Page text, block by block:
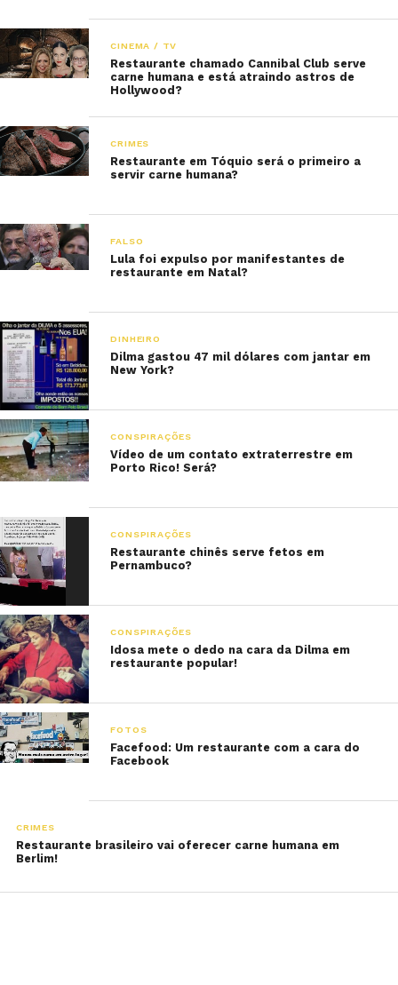
CINEMA / TV
Restaurante chamado Cannibal Club serve
carne humana e está atraindo astros de
Hollywood?
CRIMES
Restaurante em Tóquio será o primeiro a
servir carne humana?
FALSO
Lula foi expulso por manifestantes de
restaurante em Natal?
DINHEIRO
Dilma gastou 47 mil dólares com jantar em
New York?
CONSPIRAÇÕES
Vídeo de um contato extraterrestre em
Porto Rico! Será?
CONSPIRAÇÕES
Restaurante chinês serve fetos em
Pernambuco?
CONSPIRAÇÕES
Idosa mete o dedo na cara da Dilma em
restaurante popular!
FOTOS
Facefood: Um restaurante com a cara do
Facebook
CRIMES
Restaurante brasileiro vai oferecer carne humana em
Berlim!